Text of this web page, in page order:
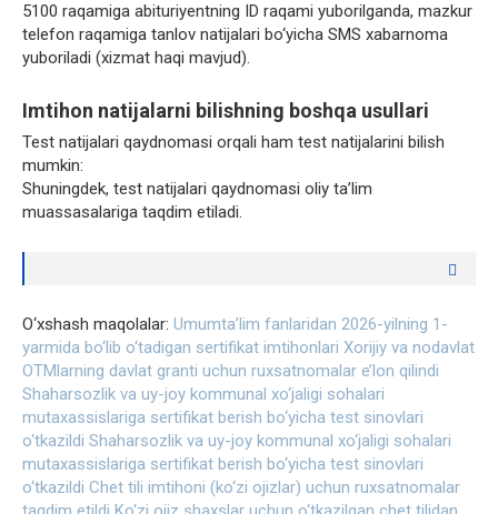
5100 raqamiga abituriyentning ID raqami yuborilganda, mazkur
telefon raqamiga tanlov natijalari bo‘yicha SMS xabarnoma
yuboriladi (xizmat haqi mavjud).
Imtihon natijalarni bilishning boshqa usullari
Test natijalari qaydnomasi orqali ham test natijalarini bilish
mumkin:
Shuningdek, test natijalari qaydnomasi oliy ta’lim
muassasalariga taqdim etiladi.
O‘xshash maqolalar: Umumta’lim fanlaridan 2026-yilning 1-
yarmida bo‘lib o‘tadigan sertifikat imtihonlari Xorijiy va nodavlat
OTMlarning davlat granti uchun ruxsatnomalar e’lon qilindi
Shaharsozlik va uy-joy kommunal xo‘jaligi sohalari
mutaxassislariga sertifikat berish bo‘yicha test sinovlari
o‘tkazildi Shaharsozlik va uy-joy kommunal xo‘jaligi sohalari
mutaxassislariga sertifikat berish bo‘yicha test sinovlari
o‘tkazildi Chet tili imtihoni (ko‘zi ojizlar) uchun ruxsatnomalar